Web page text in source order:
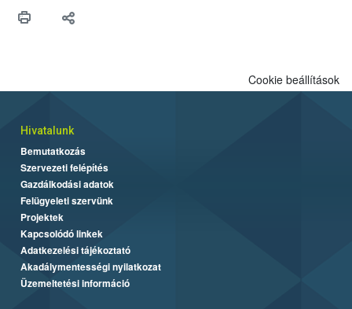
Cookie beállítások
Hivatalunk
Bemutatkozás
Szervezeti felépítés
Gazdálkodási adatok
Felügyeleti szervünk
Projektek
Kapcsolódó linkek
Adatkezelési tájékoztató
Akadálymentességi nyilatkozat
Üzemeltetési információ